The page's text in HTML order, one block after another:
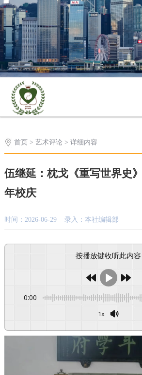
首页 > 艺术评论 > 详细内容
伍继延：枕戈《重写世界史
年校庆
时间：2026-06-29 录入：本社编辑部
按播放键收听此内容
0:00
1x